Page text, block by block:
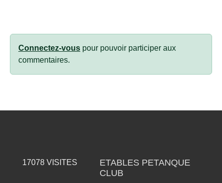
Connectez-vous pour pouvoir participer aux
commentaires.
17078VISITES
ETABLES PETANQUE
CLUB